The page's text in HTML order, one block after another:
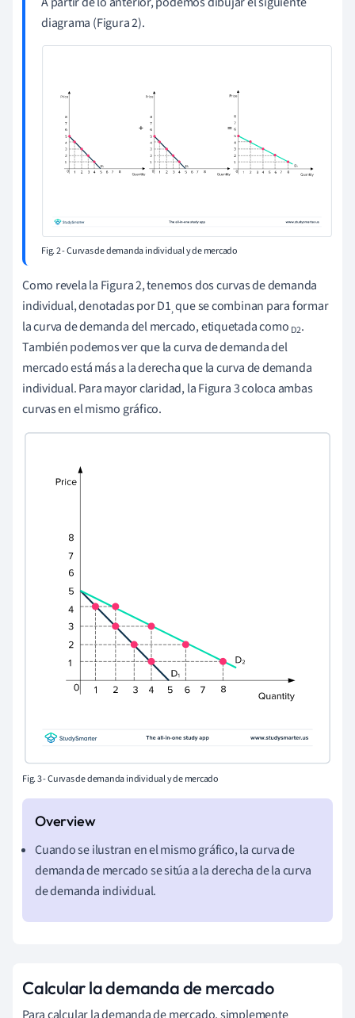
diagrama (Figura 2).
Fig. 2 - Curvas de demanda individual y de mercado
Como revela la Figura 2, tenemos dos curvas de demanda
individual, denotadas por D1,que se combinan para formar
la curva de demanda del mercado, etiquetada como D2.
También podemos ver que la curva de demanda del
mercado está más a la derecha que la curva de demanda
individual. Para mayor claridad, la Figura 3 coloca ambas
curvas en el mismo gráfico.
Fig. 3 - Curvas de demandaindividual yde mercado
Cuando se ilustran en el mismo gráfico, la curva de
demanda de mercado se sitúa a la derecha de la curva
de demanda individual.
Calcular la demanda de mercado